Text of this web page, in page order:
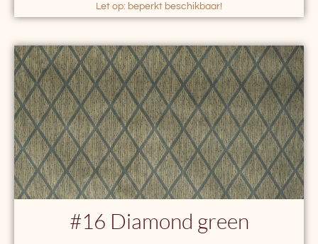
Let op: beperkt beschikbaar!
#16 Diamond green